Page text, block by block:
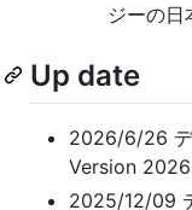
ジーの日
Up date
2026/6/26 デ
Version
2025/12/09